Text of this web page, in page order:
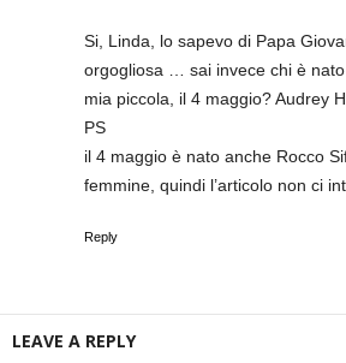
Si, Linda, lo sapevo di Papa
orgogliosa … sai invece chi è
mia piccola, il 4 maggio? Audrey
PS
il 4 maggio è nato anche Rocco
femmine, quindi l’articolo non ci
Reply
LEAVE A REPLY